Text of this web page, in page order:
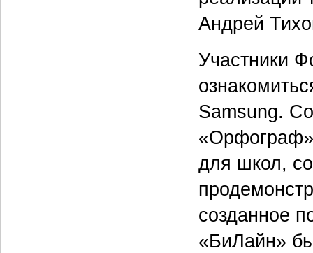
Андрей
Участники
Samsung.
для школ,
созданное
«БиЛайн»